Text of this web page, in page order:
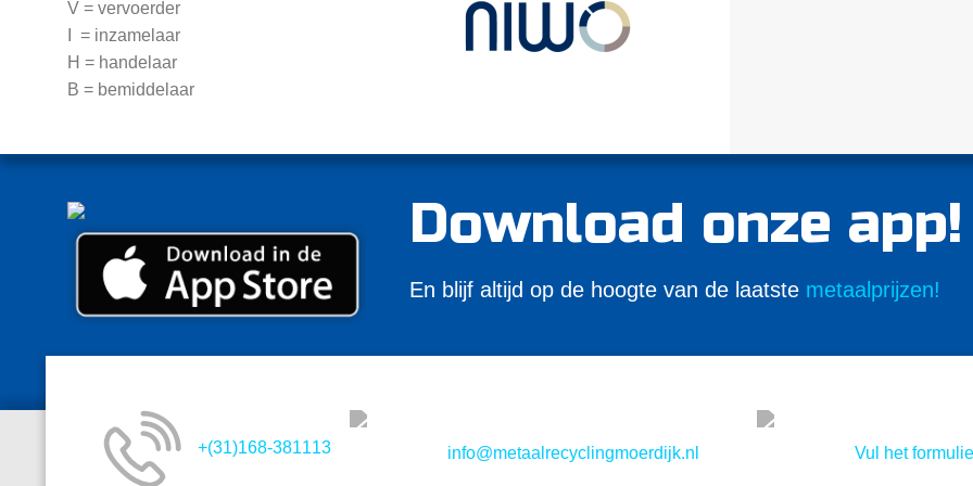
V = vervoerder
I = inzamelaar
H = handelaar
B = bemiddelaar
Download onze app!
En blijf altijd op de hoogte van de laatste metaalprijzen!
+(31)168-381113 info@metaalrecyclingmoerdijk.nl Vul het